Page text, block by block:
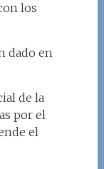
los
dado en
de la
por el
el